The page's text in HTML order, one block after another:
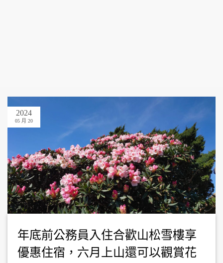
2024
05 月 20
年底前公務員入住合歡山松雪樓享
優惠住宿，六月上山還可以觀賞花